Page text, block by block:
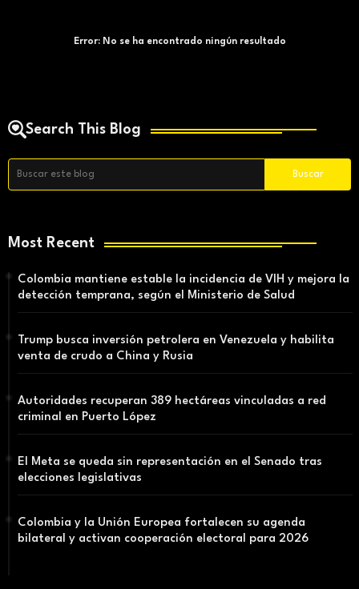
Error:No se ha encontrado ningún resultado
Search This Blog
Most Recent
Colombia mantiene estable la incidencia de VIH y mejora la
detección temprana, según el Ministerio de Salud
Trump busca inversión petrolera en Venezuela y habilita
venta de crudo a China y Rusia
Autoridades recuperan 389 hectáreas vinculadas a red
criminal en Puerto López
El Meta se queda sin representación en el Senado tras
elecciones legislativas
Colombia y la Unión Europea fortalecen su agenda
bilateral y activan cooperación electoral para 2026